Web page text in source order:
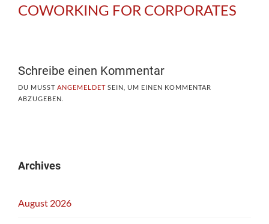
COWORKING FOR CORPORATES
Schreibe einen Kommentar
DU MUSST ANGEMELDET SEIN, UM EINEN KOMMENTAR
ABZUGEBEN.
Archives
August 2026